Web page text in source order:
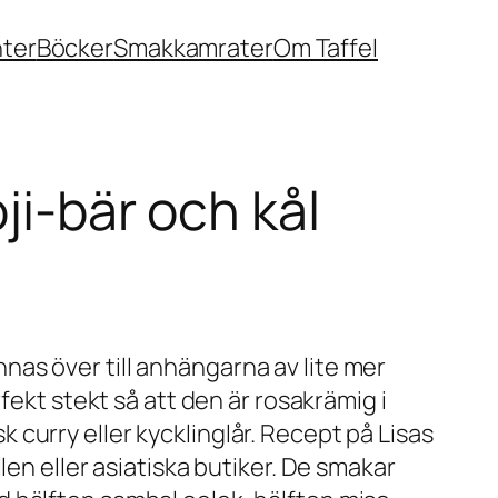
BöckerSmakkamraterOm Taffel
bär och kål
över till anhängarna av lite mer
stekt så att den är rosakrämig i
curry eller kycklinglår. Recept på Lisas
eller asiatiska butiker. De smakar